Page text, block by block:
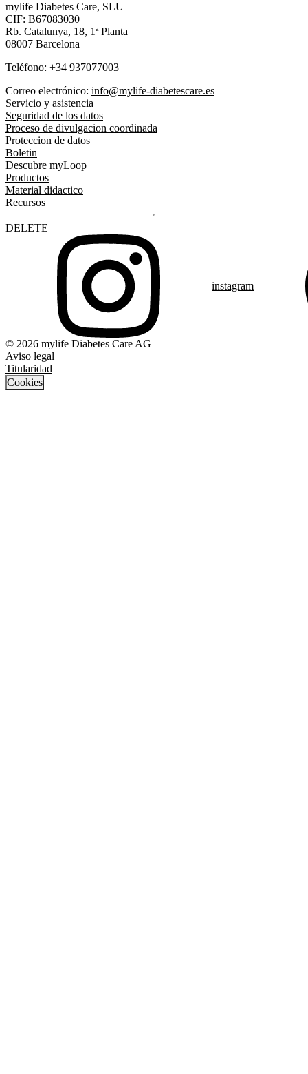
mylife Diabetes Care, SLU
CIF: B67083030
Rb. Catalunya, 18, 1ª Planta
08007 Barcelona
Teléfono: +34 937077003
Correo electrónico: info@mylife-diabetescare.es
Servicio y asistencia
Seguridad de los datos
Proceso de divulgacion coordinada
Proteccion de datos
Boletin
Descubre myLoop
Productos
Material didactico
Recursos
DELETE
instagram
© 2026 mylife Diabetes Care AG
Aviso legal
Titularidad
Cookies